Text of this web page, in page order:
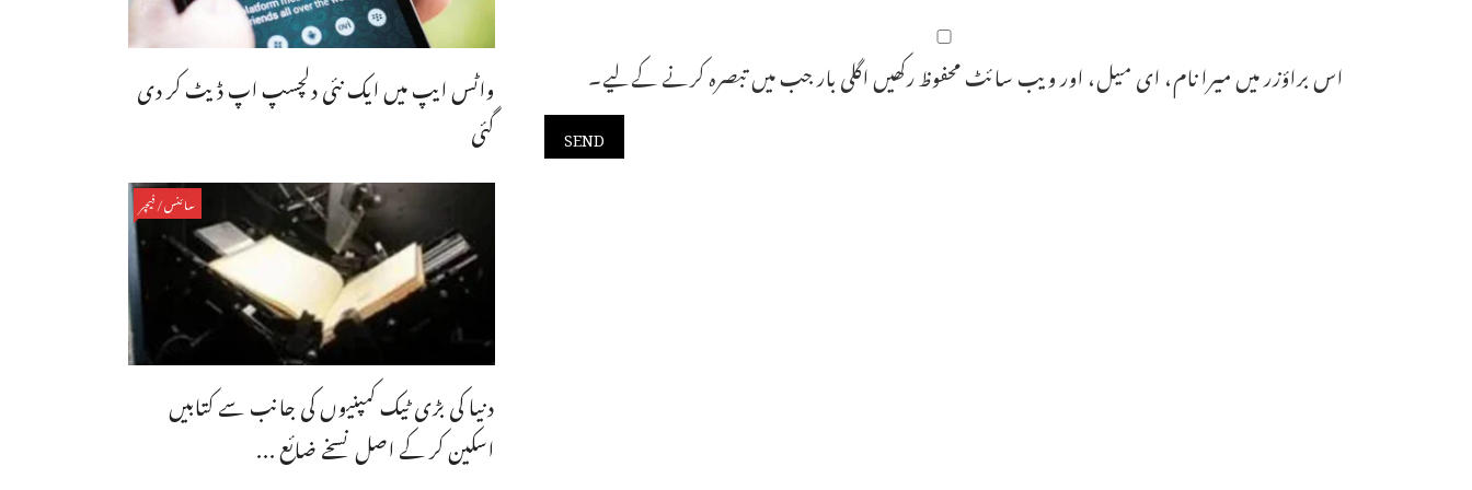
اس براؤزر میں میرا نام، ای میل، اور ویب سائٹ محفوظ رکھیں اگلی بار جب میں تبصرہ کرنے کےلیے۔
واٹس ایپ میں ایک نئی دلچسپ اپ ڈیٹ کر دی
گئی
سائنس/فیچر
دنیا کی بڑی ٹیک کمپنیوں کی جانب سے کتابیں
اسکین کر کے اصل نسخے ضائع ...